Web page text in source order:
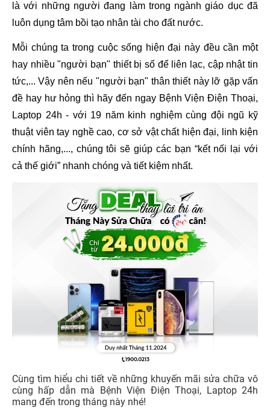
là với những người đang làm trong ngành giáo dục đã
luôn dụng tâm bồi tạo nhân tài cho đất nước.
Mỗi chúng ta trong cuộc sống hiện đại này đều cần một
hay nhiều "người bạn" thiết bị số để liên lạc, cập nhật tin
tức,... Vậy nên nếu "người bạn" thân thiết này lỡ gặp vấn
đề hay hư hỏng thì hãy đến ngay Bệnh Viện Điện Thoại,
Laptop 24h - với 19 năm kinh nghiệm cùng đội ngũ kỹ
thuật viên tay nghề cao, cơ sở vật chất hiện đại, linh kiện
chính hãng,..., chúng tôi sẽ giúp các bạn “kết nối lại với
cả thế giới” nhanh chóng và tiết kiệm nhất.
Cùng tìm hiểu chi tiết về những khuyến mãi sửa chữa vô
cùng hấp dẫn mà Bệnh Viện Điện Thoại, Laptop 24h
mang đến trong tháng này nhé!